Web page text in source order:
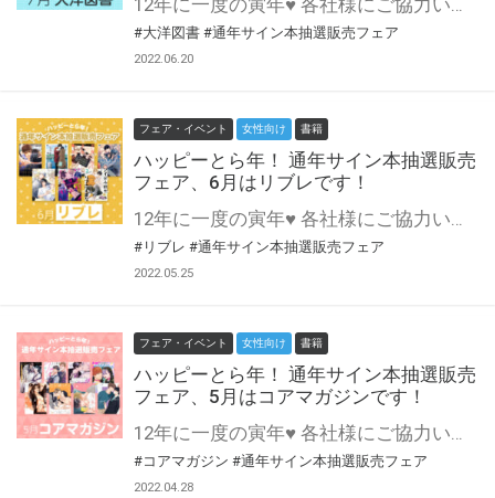
#大洋図書 #通年サイン本抽選販売フェア
2022.06.20
フェア・イベント 女性向け 書籍
ハッピーとら年！ 通年サイン本抽選販売
フェア、6月はリブレです！
#リブレ #通年サイン本抽選販売フェア
2022.05.25
フェア・イベント 女性向け 書籍
ハッピーとら年！ 通年サイン本抽選販売
フェア、5月はコアマガジンです！
#コアマガジン #通年サイン本抽選販売フェア
2022.04.28